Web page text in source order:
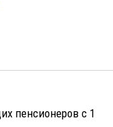
пенсионеров с 1